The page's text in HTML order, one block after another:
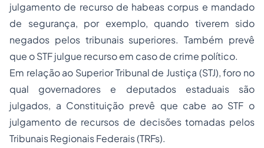
julgamento de recurso de habeas corpus e mandado
de segurança, por exemplo, quando tiverem sido
negados pelos tribunais superiores. Também prevê
que o STF julgue recurso em caso de crime político.
Em relação ao Superior Tribunal de Justiça (STJ), foro no
qual governadores e deputados estaduais são
julgados, a Constituição prevê que cabe ao STF o
julgamento de recursos de decisões tomadas pelos
Tribunais Regionais Federais (TRFs).